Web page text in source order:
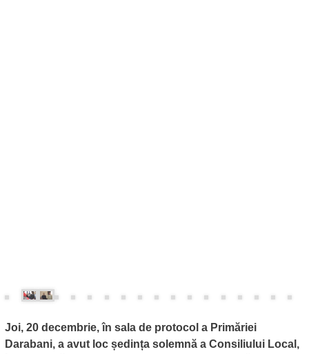
Joi, 20 decembrie, în sala de protocol a Primăriei
Darabani, a avut loc ședința solemnă a Consiliului Local,